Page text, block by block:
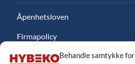
Behandle samtykke for
Åpenhetsloven
Firmapolicy
Miljø